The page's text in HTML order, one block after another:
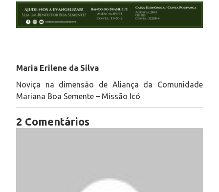
Maria Erilene da Silva
Noviça na dimensão de Aliança da Comunidade
Mariana Boa Semente – Missão Icó
2 Comentários